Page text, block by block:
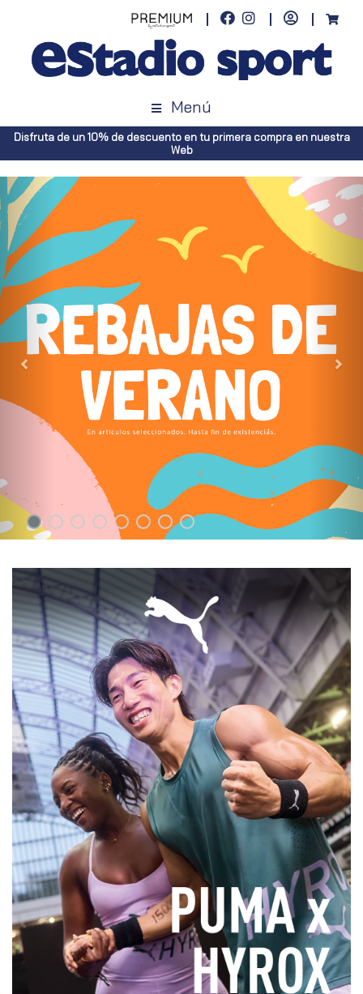
Menú
Envíos gratuitos a toda España (Canarias, pedidos superiores a 50€.
Península, pedidos superiores a 100€)